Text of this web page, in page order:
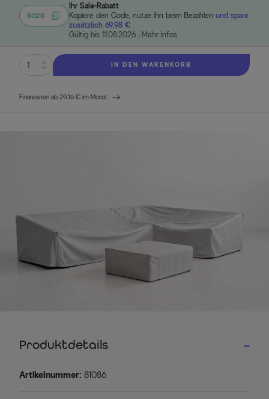
SO20
Ihr Sale-Rabatt
Kopiere den Code, nutze ihn beim Bezahlen und spare
zusätzlich 69,98 €
Gültig bis 11.08.2026
Mehr Infos
IN DEN WARENKORB
Finanzieren ab 29,16 € im Monat
Produktdetails
Artikelnummer: 81086